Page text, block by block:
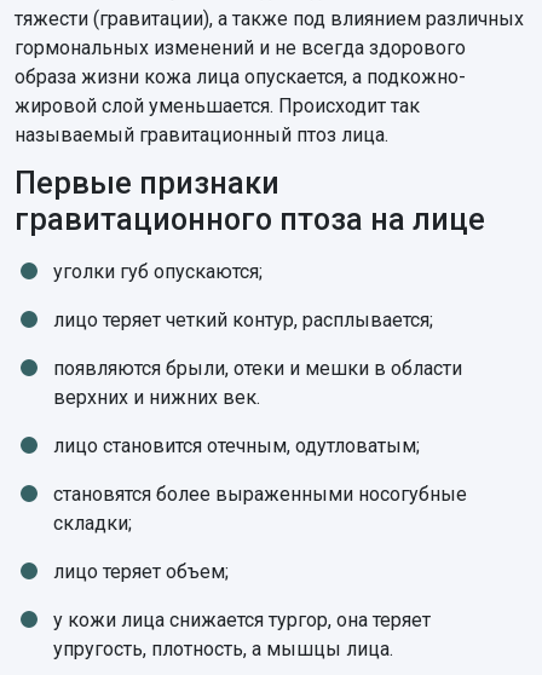
тяжести (гравитации), а также под влиянием различных
гормональных изменений и не всегда здорового
образа жизни кожа лица опускается, а подкожно-
жировой слой уменьшается. Происходит так
называемый гравитационный птоз лица.
Первые признаки
гравитационного птоза на лице
уголки губ опускаются;
лицо теряет четкий контур, расплывается;
появляются брыли, отеки и мешки в области
верхних и нижних век.
лицо становится отечным, одутловатым;
становятся более выраженными носогубные
складки;
лицо теряет объем;
у кожи лица снижается тургор, она теряет
упругость, плотность, а мышцы лица.